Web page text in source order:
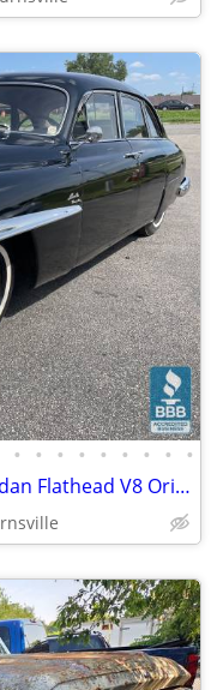
• • • • • • • • •
1949 Lincoln Cosmopolitan 4dr sedan Flathead V8 Original SUICIDE DOORS